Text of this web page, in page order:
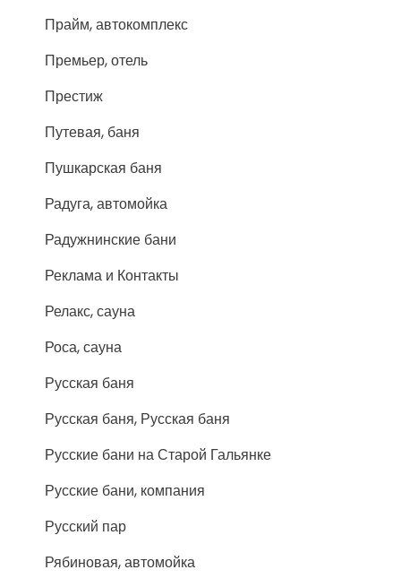
Прайм, автокомплекс
Премьер, отель
Престиж
Путевая, баня
Пушкарская баня
Радуга, автомойка
Радужнинские бани
Реклама и Контакты
Релакс, сауна
Роса, сауна
Русская баня
Русская баня, Русская баня
Русские бани на Старой Гальянке
Русские бани, компания
Русский пар
Рябиновая, автомойка